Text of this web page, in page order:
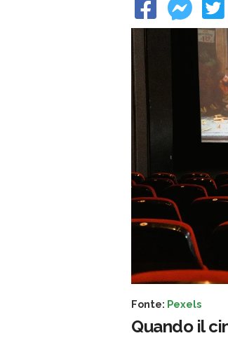
Fonte: Pexels
Quando il